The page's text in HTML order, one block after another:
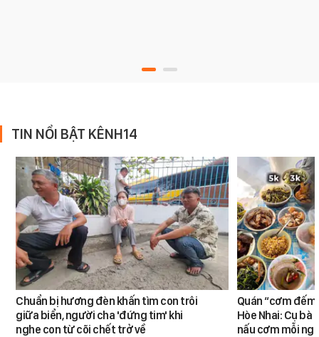
TIN NỔI BẬT KÊNH14
Chuẩn bị hương đèn khấn tìm con trôi
giữa biển, người cha 'đứng tim' khi
nghe con từ cõi chết trở về
Quán “cơm
Hòe Nhai: Cụ
nấu cơm mỗi